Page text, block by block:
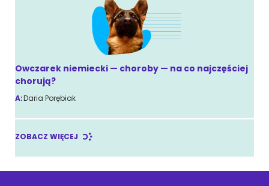
Owczarek niemiecki — choroby — na co najczęściej
chorują?
A:Daria Porębiak
ZOBACZ WIĘCEJ